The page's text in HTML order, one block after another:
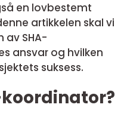
en lovbestemt
artikkelen skal vi
SHA-
ansvar og hvilken
suksess.
koordinator?